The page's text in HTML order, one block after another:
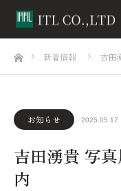
ホーム新着情報 吉田
お知らせ 2025.05.17
吉田湧貴 写
内